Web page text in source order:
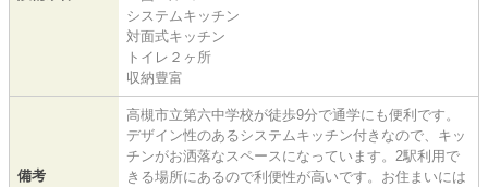
システムキッチン
対面式キッチン
トイレ２ヶ所
収納豊富
備考
高槻市立第六中学校が徒歩9分で通学にも便利です。
デザイン性のあるシステムキッチン付きなので、キッ
チンがお洒落なスペースになっています。2駅利用で
きる場所にあるので利便性が高いです。お住まいには